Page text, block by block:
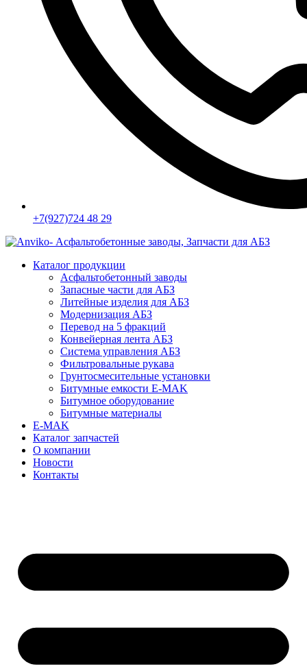
+7(927)724 48 29
Каталог продукции
Асфальтобетонный заводы
Запасные части для АБЗ
Литейные изделия для АБЗ
Модернизация АБЗ
Перевод на 5 фракций
Конвейерная лента АБЗ
Система управления АБЗ
Фильтровальные рукава
Грунтосмесительные установки
Битумные емкости E-MAK
Битумное оборудование
Битумные материалы
E-MAK
Каталог запчастей
О компании
Новости
Контакты